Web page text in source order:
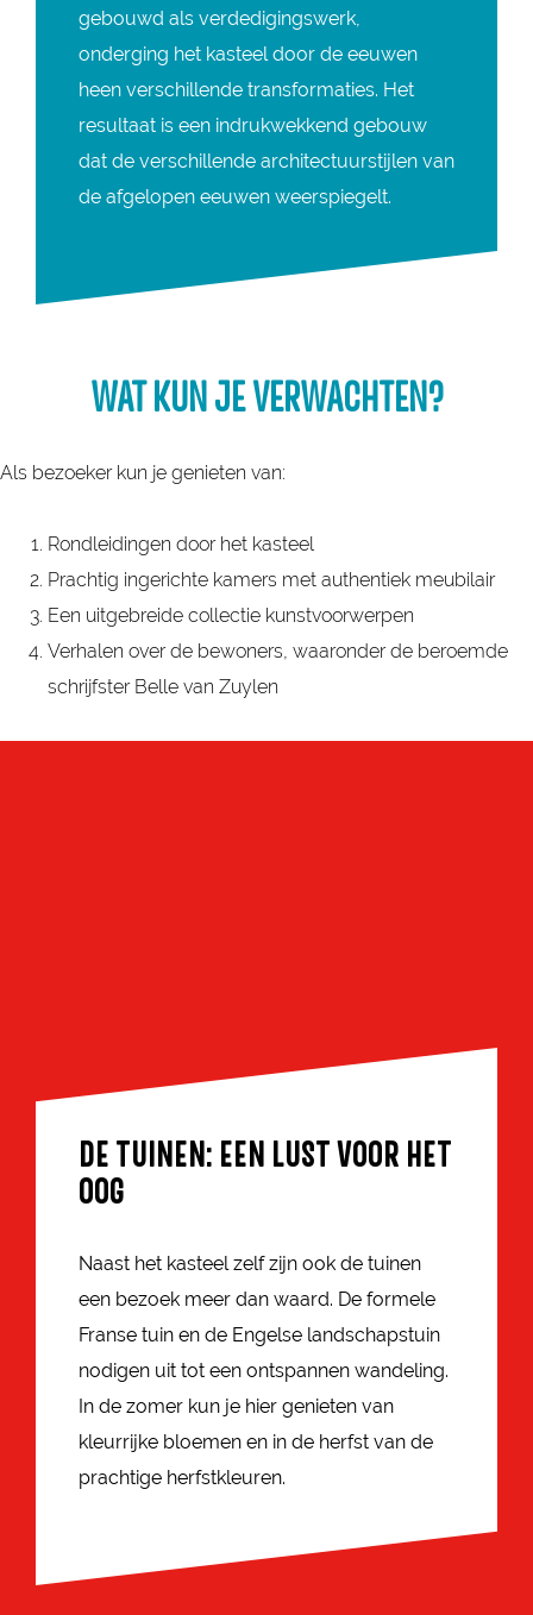
gebouwd als verdedigingswerk,
onderging het kasteel door de eeuwen
heen verschillende transformaties. Het
resultaat is een indrukwekkend gebouw
dat de verschillende architectuurstijlen van
de afgelopen eeuwen weerspiegelt.
WAT KUN JE VERWACHTEN?
Als bezoeker kun je genieten van:
Rondleidingen door het kasteel
Prachtig ingerichte kamers met authentiek meubilair
Een uitgebreide collectie kunstvoorwerpen
Verhalen over de bewoners, waaronder de beroemde
schrijfster Belle van Zuylen
DE TUINEN: EEN LUST VOOR HET
OOG
Naast het kasteel zelf zijn ook de tuinen
een bezoek meer dan waard. De formele
Franse tuin en de Engelse landschapstuin
nodigen uit tot een ontspannen wandeling.
In de zomer kun je hier genieten van
kleurrijke bloemen en in de herfst van de
prachtige herfstkleuren.